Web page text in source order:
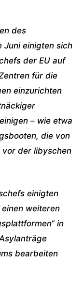
des
Juni einigten sich
der EU auf
für die
einzurichten
– wie etwa
die von
vor der libyschen
einigten
weiteren
in
bearbeiten